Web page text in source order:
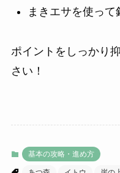
まきエサを使って
ポイントをしっかり
さい！
基本の攻略・進め方